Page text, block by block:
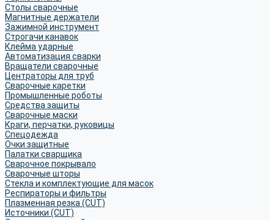
Столы сварочные
Магнитные держатели
Зажимной инструмент
Строгачи канавок
Клейма ударные
Автоматизация сварки
Вращатели сварочные
Центраторы для труб
Сварочные каретки
Промышленные роботы
Средства защиты
Сварочные маски
Краги, перчатки, руковицы
Спецодежда
Очки защитные
Палатки сварщика
Сварочное покрывало
Сварочные шторы
Стекла и комплектующие для масок
Респираторы и фильтры
Плазменная резка (CUT)
Источники (CUT)